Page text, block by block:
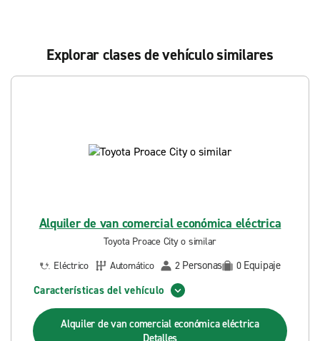
Explorar clases de vehículo similares
Alquiler de van comercial económica eléctrica
Toyota Proace City o similar
Eléctrico
Automático 2 Personas 0 Equipaje
Características del vehículo
Alquiler de van comercial económica eléctrica
Detalles